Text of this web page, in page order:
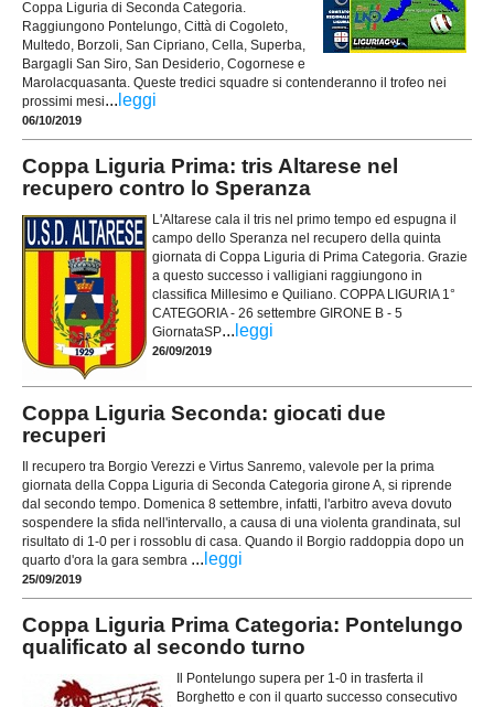
Coppa Liguria di Seconda Categoria.
Raggiungono Pontelungo, Città di Cogoleto,
Multedo, Borzoli, San Cipriano, Cella, Superba,
Bargagli San Siro, San Desiderio, Cogornese e
Marolacquasanta. Queste tredici squadre si contenderanno il trofeo nei
prossimi mesi... leggi
06/10/2019
Coppa Liguria Prima: tris Altarese nel
recupero contro lo Speranza
L'Altarese cala il tris nel primo tempo ed espugna il
campo dello Speranza nel recupero della quinta
giornata di Coppa Liguria di Prima Categoria. Grazie
a questo successo i valligiani raggiungono in
classifica Millesimo e Quiliano. COPPA LIGURIA 1°
CATEGORIA - 26 settembre GIRONE B - 5
GiornataSP... leggi
26/09/2019
Coppa Liguria Seconda: giocati due
recuperi
Il recupero tra Borgio Verezzi e Virtus Sanremo, valevole per la prima
giornata della Coppa Liguria di Seconda Categoria girone A, si riprende
dal secondo tempo. Domenica 8 settembre, infatti, l'arbitro aveva dovuto
sospendere la sfida nell'intervallo, a causa di una violenta grandinata, sul
risultato di 1-0 per i rossoblu di casa. Quando il Borgio raddoppia dopo un
quarto d'ora la gara sembra ... leggi
25/09/2019
Coppa Liguria Prima Categoria: Pontelungo
qualificato al secondo turno
Il Pontelungo supera per 1-0 in trasferta il
Borghetto e con il quarto successo consecutivo